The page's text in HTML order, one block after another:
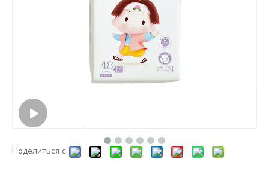
Поделиться с: